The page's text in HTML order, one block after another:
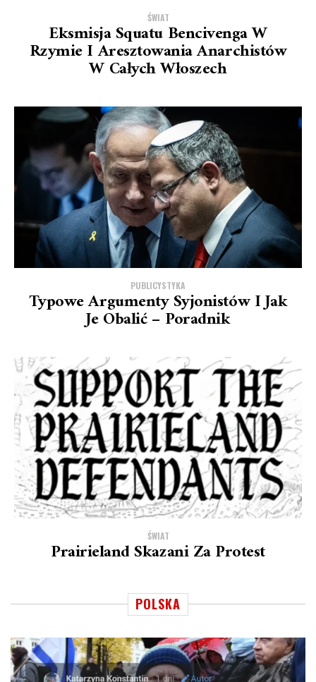
ŚWIAT
Eksmisja Squatu Bencivenga W
Rzymie I Aresztowania Anarchistów
W Całych Włoszech
PUBLICYSTYKA
Typowe Argumenty Syjonistów I Jak
Je Obalić – Poradnik
ŚWIAT
Prairieland Skazani Za Protest
POLSKA